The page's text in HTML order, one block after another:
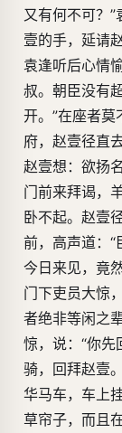
又有何不可？
壹的手，延请
袁逢听后心情
叔。朝臣没有
开。”在座者
府，赵壹径直
赵壹想：欲扬
门前来拜谒，
卧不起。赵壹
前，高声道：“
今日来见，竟
门下吏员大惊
者绝非等闲之
惊，说：“你先
骑，回拜赵壹
华马车，车上
草帘子，而且